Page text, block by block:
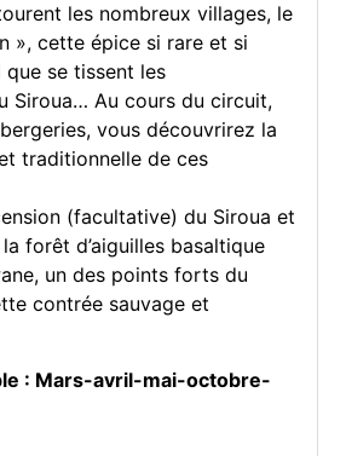
les nombreux villages, le
», cette épice si rare et si
que se tissent les
Siroua… Au cours du circuit,
vous découvrirez la
traditionnelle de ces
(facultative) du Siroua et
forêt d’aiguilles basaltique
un des points forts du
contrée sauvage et
: Mars-avril-mai-octobre-